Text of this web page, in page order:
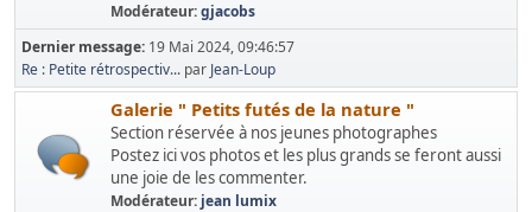
Modérateur:gjacobs
Dernier message: 19 Mai 2024, 09:46:57
Re : Petite rétrospectiv... par Jean-Loup
Galerie " Petits futés de la nature "
Section réservée à nos jeunes photographes
Postez ici vos photos et les plus grands se feront aussi
une joie de les commenter.
Modérateur: jean lumix